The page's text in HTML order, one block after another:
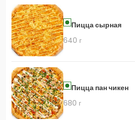
Пицца сырная
640 г
Пицца пан чикен
680 г